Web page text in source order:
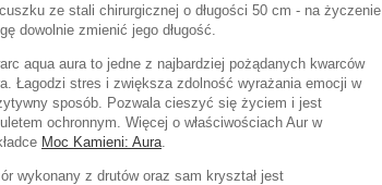
ze stali chirurgicznej o długości 50 cm - na życzenie
dowolnie zmienić jego długość.
aqua aura to jedne z najbardziej pożądanych kwarców
Łagodzi stres i zwiększa zdolność wyrażania emocji w
sposób. Pozwala cieszyć się życiem i jest
ochronnym. Więcej o właściwościach Aur w
Moc Kamieni: Aura
wykonany z drutów oraz sam kryształ jest